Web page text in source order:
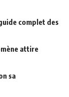
complet des
attire
sa